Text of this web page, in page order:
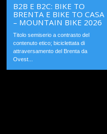
B2B E B2C: BIKE TO
BRENTA E BIKE TO CASA
– MOUNTAIN BIKE 2026
Titolo semiserio a contrasto del
contenuto etico; biciclettata di
attraversamento del Brenta da
Ovest...